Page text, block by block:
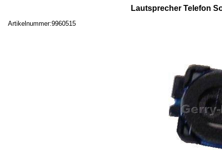
Lautsprecher Telefon
Artikelnummer:9960515